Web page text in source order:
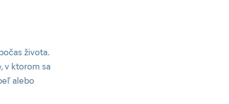
života.
v ktorom sa
alebo